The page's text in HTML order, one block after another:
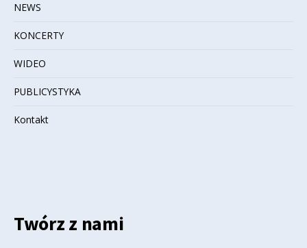
NEWS
KONCERTY
WIDEO
PUBLICYSTYKA
Kontakt
Twórz z nami